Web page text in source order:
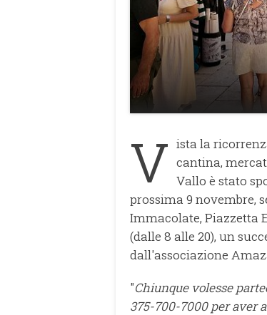
V ista la
cantina,
Vallo è stato
prossima 9 novembre,
Immacolate, Piazzetta
(dalle 8 alle 20), un
dall'associazione
"Chiunque volesse
375-700-7000 per aver